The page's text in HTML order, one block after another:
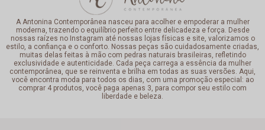
A Antonina Contemporânea nasceu para acolher e empoderar a mulher
moderna, trazendo o equilíbrio perfeito entre delicadeza e força. Desde
nossas raízes no Instagram até nossas lojas físicas e site, valorizamos o
estilo, a confiança e o conforto. Nossas peças são cuidadosamente criadas,
muitas delas feitas à mão com pedras naturais brasileiras, refletindo
exclusividade e autenticidade. Cada peça carrega a essência da mulher
contemporânea, que se reinventa e brilha em todas as suas versões. Aqui,
você encontra moda para todos os dias, com uma promoção especial: ao
comprar 4 produtos, você paga apenas 3, para compor seu estilo com
liberdade e beleza.